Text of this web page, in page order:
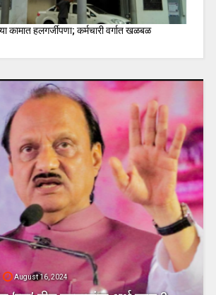
कामात हलगर्जीपणा; कर्मचारी वर्गात खळबळ
August 16, 2024